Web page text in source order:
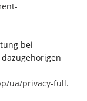
bei
ua/privacy-full.